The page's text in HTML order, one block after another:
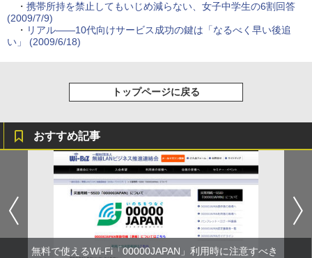
・ 携帯所持を禁止してもいじめ減らない、女子中学生の6割回答
(2009/7/9)
・ リアル――10代向けサービス成功の鍵は「なるべく早い後追
い」 (2009/6/18)
トップページに戻る
おすすめ記事
無料で使えるWi-Fi「00000JAPAN」利用時に注意すべき